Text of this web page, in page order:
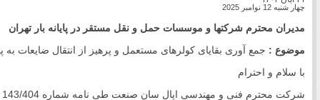
چهار شنبه 12 نوامبر 2025
مدیران محترم شرکتها و موسسات حمل و نقل مستقر در پایانه بار تهران
موضوع : جمع آوری بقایای کولرهای مستعمل و پرهیز از انتقال ضایعات به
با سلام و احترام